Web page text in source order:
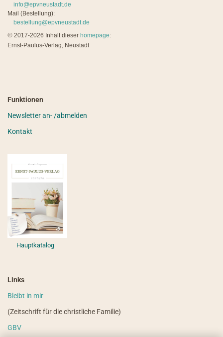
info@epvneustadt.de
Mail (Bestellung):
bestellung@epvneustadt.de
© 2017-2026 Inhalt dieser homepage:
Ernst-Paulus-Verlag, Neustadt
Funktionen
Newsletter an- /abmelden
Kontakt
Hauptkatalog
Links
Bleibt in mir
(Zeitschrift für die christliche Familie)
GBV